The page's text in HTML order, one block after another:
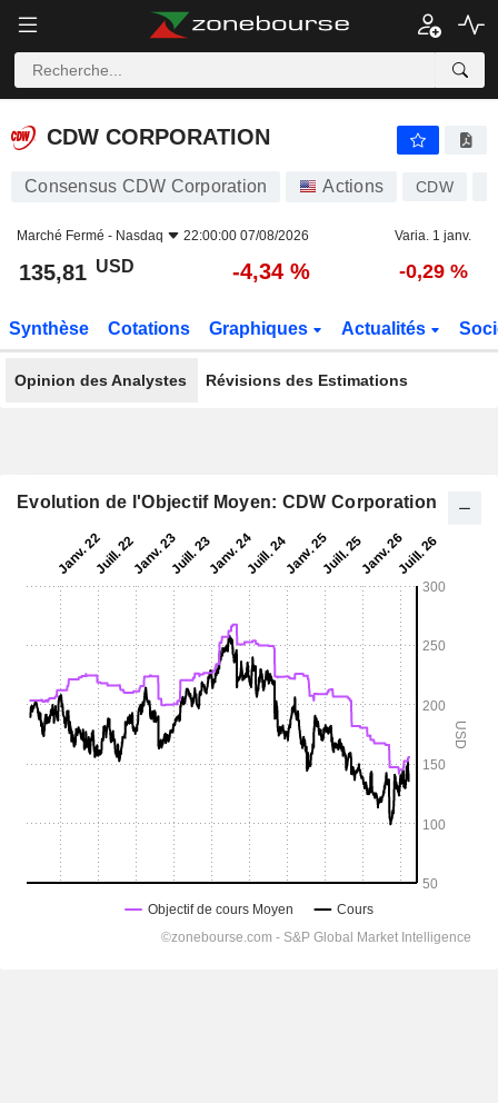
CDW CORPORATION
CDW CORPORATION
Consensus CDW Corporation Actions CDW
Marché Fermé - Nasdaq 22:00:00 07/08/2026 Varia. 1 janv.
135,81 USD -4,34 % -0,29 %
Synthèse Cotations Graphiques Actualités
Opinion des Analystes Révisions des Estimations
Evolution de l'Objectif Moyen: CDW Corporation